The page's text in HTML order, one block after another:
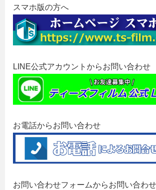
スマホ版の方へ
LINE公式アカウントからお問い合わせ
お電話からお問い合わせ
お問い合わせフォームからお問い合わせ